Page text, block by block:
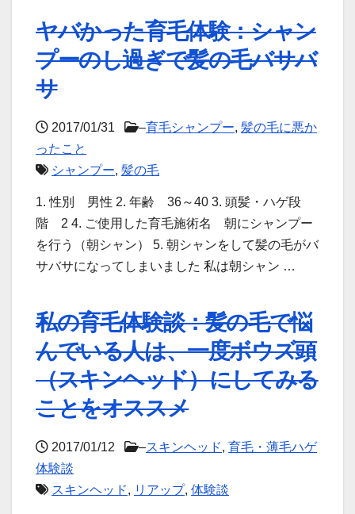
ヤバかった育毛体験：シャン
プーのし過ぎで髪の毛バサバ
サ
2017/01/31 –育毛シャンプー, 髪の毛に悪か
ったこと
シャンプー, 髪の毛
1. 性別 男性 2. 年齢 36～40 3. 頭髪・ハゲ段
階 2 4. ご使用した育毛施術名 朝にシャンプー
を行う（朝シャン） 5. 朝シャンをして髪の毛がバ
サバサになってしまいました 私は朝シャン …
私の育毛体験談：髪の毛で悩
んでいる人は、一度ボウズ頭
（スキンヘッド）にしてみる
ことをオススメ
2017/01/12 –スキンヘッド, 育毛・薄毛ハゲ
体験談
スキンヘッド, リアップ, 体験談